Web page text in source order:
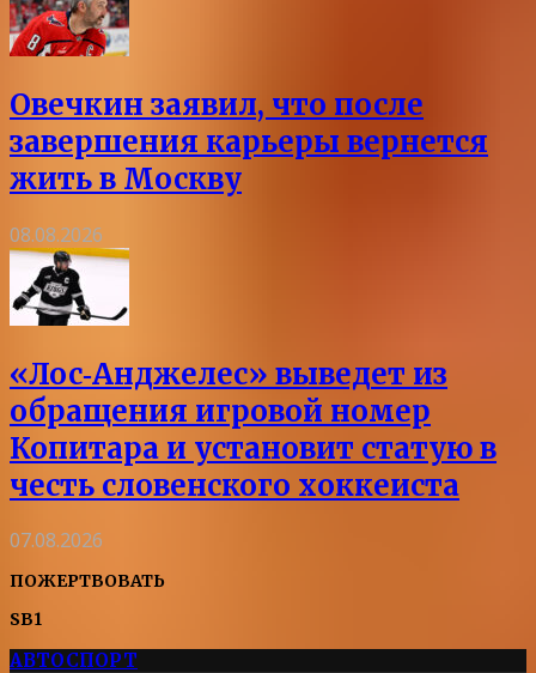
Овечкин заявил, что после
завершения карьеры вернется
жить в Москву
08.08.2026
«Лос‑Анджелес» выведет из
обращения игровой номер
Копитара и установит статую в
честь словенского хоккеиста
07.08.2026
ПОЖЕРТВОВАТЬ
SB1
АВТОСПОРТ